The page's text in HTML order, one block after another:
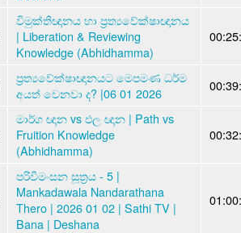
විමුක්තිඥානය හා ප්‍රත්‍යවේක්ෂාඥානය
| Liberation & Reviewing
Knowledge (Abhidhamma)
ප්‍රත්‍යවේක්ෂාඥානයට මෙපමණ ධර්ම
අයත් වෙනවා ද? |06 01 2026
මාර්ග ඥාන vs ඵල ඥාන | Path vs
Fruition Knowledge
(Abhidhamma)
පරිවීමංසන සූත්‍රය - 5 |
Mankadawala Nandarathana
Thero | 2026 01 02 | Sathi TV |
Bana | Deshana